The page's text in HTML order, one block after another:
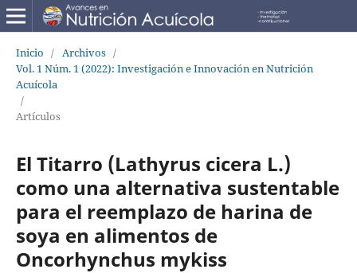
Inicio / Archivos /
Vol. 1 Núm. 1 (2022): Investigación e Innovación en Nutrición
Acuícola
/
Artículos
El Titarro (Lathyrus cicera L.)
como una alternativa sustentable
para el reemplazo de harina de
soya en alimentos de
Oncorhynchus mykiss